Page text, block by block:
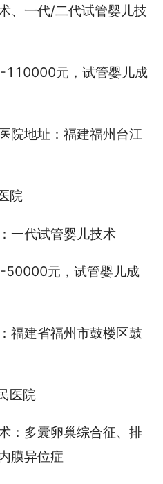
、一代/二代试管婴儿技
元，试管婴儿成
院地址：福建福州台江
院
一代试管婴儿技术
元，试管婴儿成
福建省福州市鼓楼区鼓
医院
：多囊卵巢综合征、排
膜异位症